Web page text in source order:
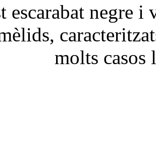
escarabat negre
molts casos